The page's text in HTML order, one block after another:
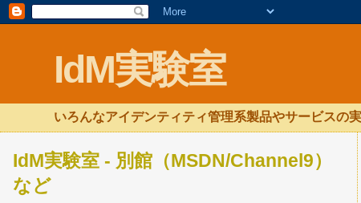
IdM実験室
いろんなアイデンティティ管理系製品やサービスの
IdM実験室 - 別館（MSDN/Channel9）
など